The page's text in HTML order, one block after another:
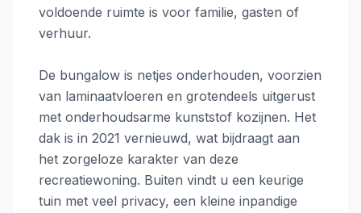
voldoende ruimte is voor familie, gasten of
verhuur.
De bungalow is netjes onderhouden, voorzien
van laminaatvloeren en grotendeels uitgerust
met onderhoudsarme kunststof kozijnen. Het
dak is in 2021 vernieuwd, wat bijdraagt aan
het zorgeloze karakter van deze
recreatiewoning. Buiten vindt u een keurige
tuin met veel privacy, een kleine inpandige